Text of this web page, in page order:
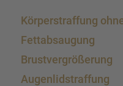
Körper­straf­fung
Fettab­sau­gung
Brust­ver­grö­ße­rung
Augen­lid­s­traf­fung